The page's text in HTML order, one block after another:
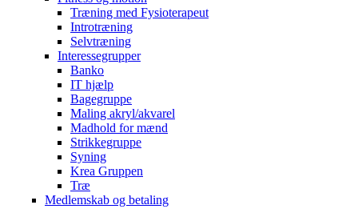
Træning med Fysioterapeut
Introtræning
Selvtræning
Interessegrupper
Banko
IT hjælp
Bagegruppe
Maling akryl/akvarel
Madhold for mænd
Strikkegruppe
Syning
Krea Gruppen
Træ
Medlemskab og betaling